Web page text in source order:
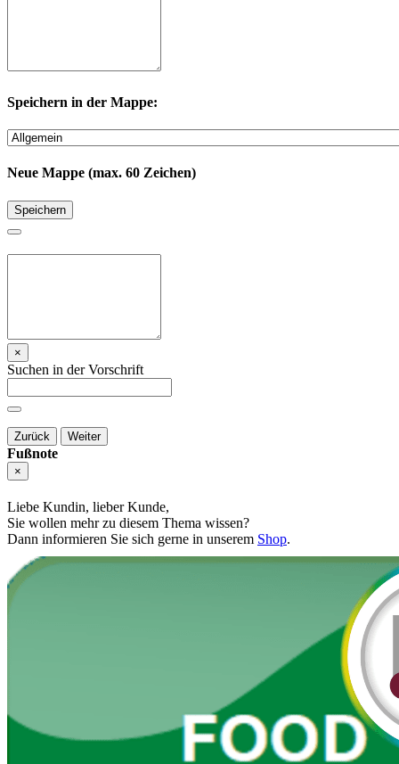
Speichern in der Mappe:
Neue Mappe (max. 60 Zeichen)
Speichern
×
Suchen in der Vorschrift
Zurück Weiter
Fußnote
×
Liebe Kundin, lieber Kunde,
Sie wollen mehr zu diesem Thema wissen?
Dann informieren Sie sich gerne in unserem Shop.